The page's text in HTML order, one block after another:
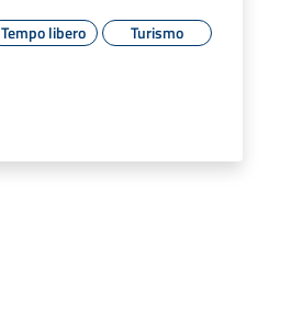
Tempo libero Turismo